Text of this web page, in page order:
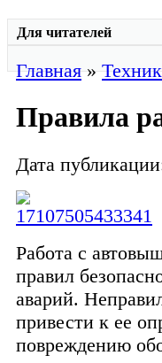
Для читателей
Главная»
Правила
Дата
Работа с
правил
аварий.
привести к ее
повреждению